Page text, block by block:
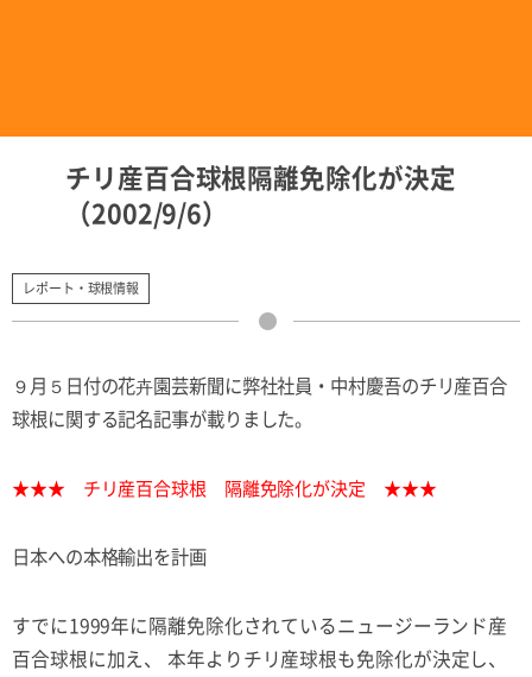
チリ産百合球根隔離免除化が決定
（2002/9/6）
レポート・球根情報
９月５日付の花卉園芸新聞に弊社社員・中村慶吾のチリ産百合
球根に関する記名記事が載りました。
★★★ チリ産百合球根 隔離免除化が決定 ★★★
日本への本格輸出を計画
すでに1999年に隔離免除化されているニュージーランド産
百合球根に加え、 本年よりチリ産球根も免除化が決定し、